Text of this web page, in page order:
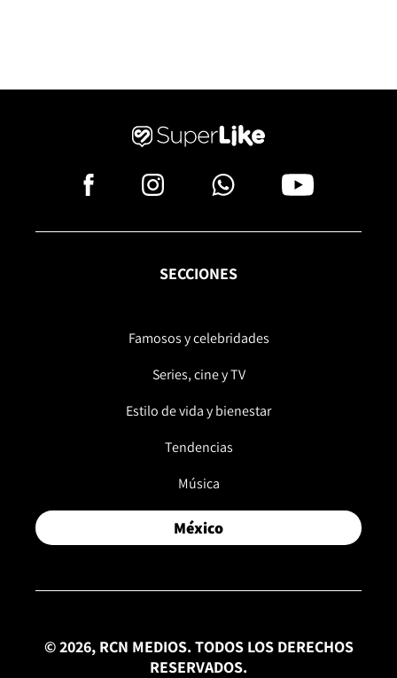
SECCIONES
Famosos y celebridades
Series, cine y TV
Estilo de vida y bienestar
Tendencias
Música
México
© 2026, RCN MEDIOS. TODOS LOS DERECHOS
RESERVADOS.